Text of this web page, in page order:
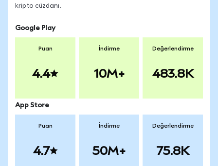
kripto cüzdanı.
Google Play
Puan
4.4
İndirme
10M+
Değerlendirme
483.8K
App Store
Puan
4.7
İndirme
50M+
Değerlendirme
75.8K